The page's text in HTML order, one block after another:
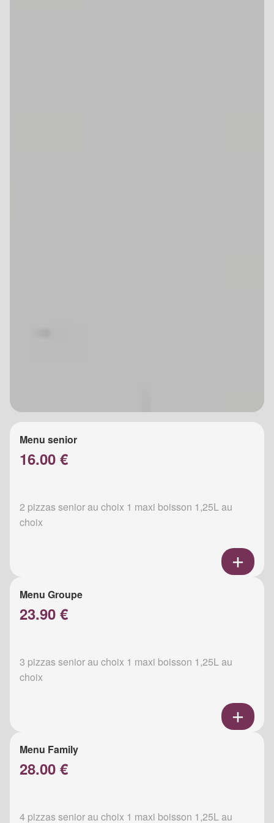
Menu senior
16.00 €
2 pizzas senior au choix 1 maxi boisson 1,25L au
choix
Menu Groupe
23.90 €
3 pizzas senior au choix 1 maxi boisson 1,25L au
choix
Menu Family
28.00 €
4 pizzas senior au choix 1 maxi boisson 1,25L au